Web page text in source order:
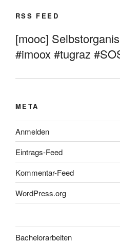
RSS FEED
[mooc]
#imoox #tugraz
META
Anmelden
Eintrags-Feed
Kommentar-Feed
WordPress.org
Bachelorarbeiten